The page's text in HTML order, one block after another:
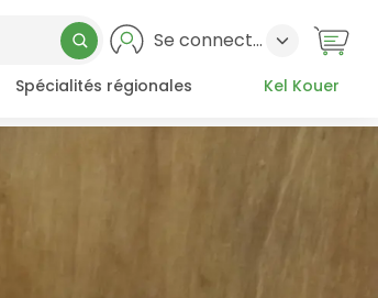
Se connecter
Spécialités régionales
Kel Kouer